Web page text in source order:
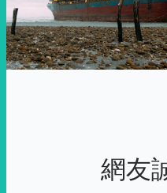
網友